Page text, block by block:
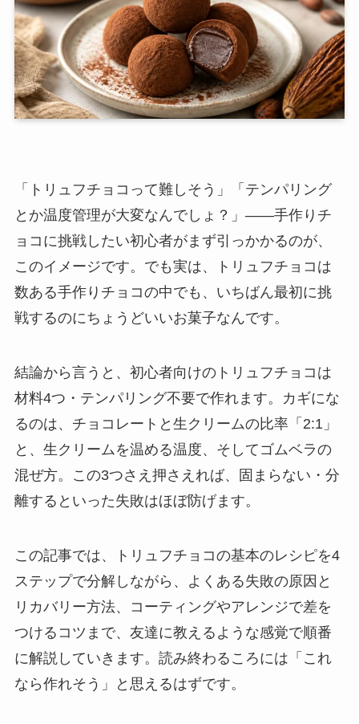
「トリュフチョコって難しそう」「テンパリング
とか温度管理が大変なんでしょ？」——手作りチ
ョコに挑戦したい初心者がまず引っかかるのが、
このイメージです。でも実は、トリュフチョコは
数ある手作りチョコの中でも、いちばん最初に挑
戦するのにちょうどいいお菓子なんです。
結論から言うと、初心者向けのトリュフチョコは
材料4つ・テンパリング不要で作れます。カギにな
るのは、チョコレートと生クリームの比率「2:1」
と、生クリームを温める温度、そしてゴムベラの
混ぜ方。この3つさえ押さえれば、固まらない・分
離するといった失敗はほぼ防げます。
この記事では、トリュフチョコの基本のレシピを4
ステップで分解しながら、よくある失敗の原因と
リカバリー方法、コーティングやアレンジで差を
つけるコツまで、友達に教えるような感覚で順番
に解説していきます。読み終わるころには「これ
なら作れそう」と思えるはずです。